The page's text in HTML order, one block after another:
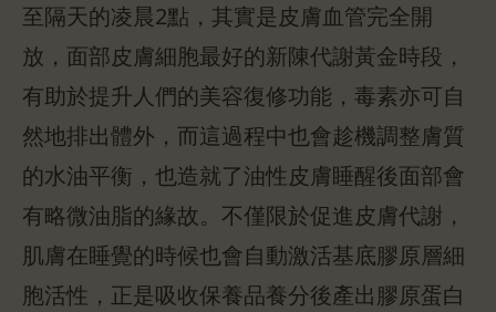
至隔天的凌晨2點，其實是皮膚血管完全開
放，面部皮膚細胞最好的新陳代謝黃金時段，
有助於提升人們的美容復修功能，毒素亦可自
然地排出體外，而這過程中也會趁機調整膚質
的水油平衡，也造就了油性皮膚睡醒後面部會
有略微油脂的緣故。不僅限於促進皮膚代謝，
肌膚在睡覺的時候也會自動激活基底膠原層細
胞活性，正是吸收保養品養分後產出膠原蛋白